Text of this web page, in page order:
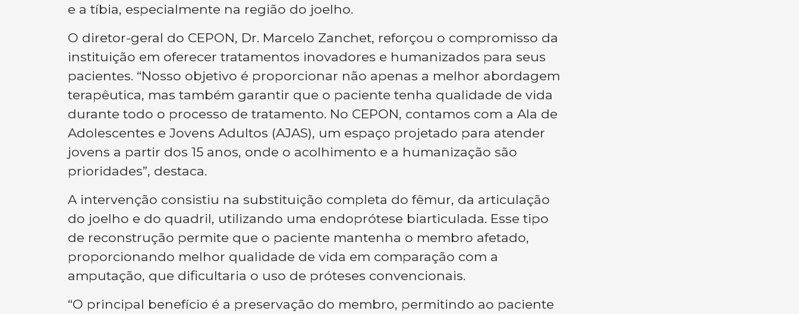
e a tíbia, especialmente na região do joelho.
O diretor-geral do CEPON, Dr. Marcelo Zanchet, reforçou o compromisso da
instituição em oferecer tratamentos inovadores e humanizados para seus
pacientes. “Nosso objetivo é proporcionar não apenas a melhor abordagem
terapêutica, mas também garantir que o paciente tenha qualidade de vida
durante todo o processo de tratamento. No CEPON, contamos com a Ala de
Adolescentes e Jovens Adultos (AJAS), um espaço projetado para atender
jovens a partir dos 15 anos, onde o acolhimento e a humanização são
prioridades”, destaca.
A intervenção consistiu na substituição completa do fêmur, da articulação
do joelho e do quadril, utilizando uma endoprótese biarticulada. Esse tipo
de reconstrução permite que o paciente mantenha o membro afetado,
proporcionando melhor qualidade de vida em comparação com a
amputação, que dificultaria o uso de próteses convencionais.
“O principal benefício é a preservação do membro, permitindo ao paciente